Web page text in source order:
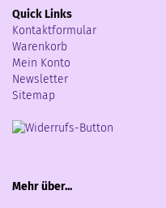
Quick Links
Kontaktformular
Warenkorb
Mein Konto
Newsletter
Sitemap
Mehr über...